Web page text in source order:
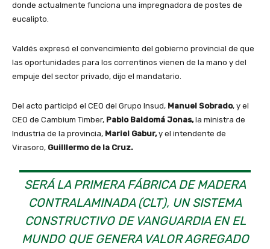
donde actualmente funciona una impregnadora de postes de
eucalipto.
Valdés expresó el convencimiento del gobierno provincial de que
las oportunidades para los correntinos vienen de la mano y del
empuje del sector privado, dijo el mandatario.
Del acto participó el CEO del Grupo Insud, Manuel Sobrado, y el
CEO de Cambium Timber, Pablo Baldomá Jonas,la ministra de
Industria de la provincia, Mariel Gabur,y el intendente de
Virasoro, Guilllermo de la Cruz.
SERÁ LA PRIMERA FÁBRICA DE MADERA
CONTRALAMINADA (CLT), UN SISTEMA
CONSTRUCTIVO DE VANGUARDIA EN EL
MUNDO QUE GENERA VALOR AGREGADO